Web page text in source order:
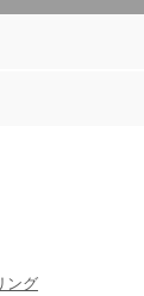
ング